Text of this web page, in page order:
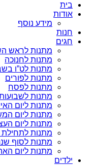
בית
אודות
מידע נוסף
חנות
חגים
מתנות לראש
מתנות לחנוכה
מתנות לט”ו
מתנות לפורים
מתנות לפסח
מתנות
מתנות ליום
מתנות ליום
מתנות ליום
מתנות
מתנות לסוף
מתנות ליום
ילדים